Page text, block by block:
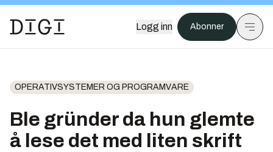
Logg inn Abonner
OPERATIVSYSTEMER OG PROGRAMVARE
Ble gründer da hun glemte
å lese det med liten skrift